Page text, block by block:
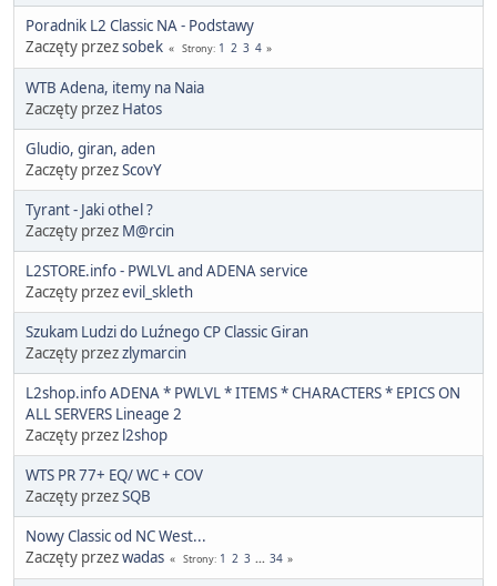
Poradnik L2 Classic NA - Podstawy
Zaczęty przezsobek Strony 1 2 3 4
WTB Adena, itemy na Naia
Zaczęty przez Hatos
Gludio, giran, aden
Zaczęty przezScovY
Tyrant - Jaki othel ?
Zaczęty przez M@rcin
L2STORE.info - PWLVL and ADENA service
Zaczęty przezevil_skleth
Szukam Ludzi do Luźnego CP Classic Giran
Zaczęty przezzlymarcin
L2shop.info ADENA * PWLVL * ITEMS * CHARACTERS * EPICS ON
ALL SERVERS Lineage 2
Zaczęty przez l2shop
WTS PR 77+ EQ/ WC + COV
Zaczęty przezSQB
Nowy Classic od NC West...
Zaczęty przezwadas Strony 1 2 3 ... 34